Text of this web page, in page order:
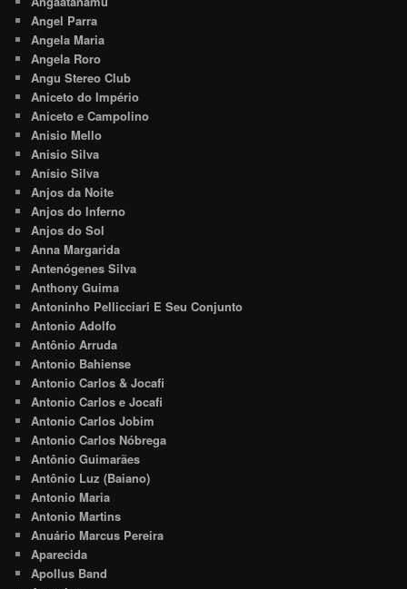
Angel Parra
Angela Maria
Angela Roro
Angu Stereo Club
Aniceto do Império
Aniceto e Campolino
Anisio Mello
Anisio Silva
Anísio Silva
Anjos da Noite
Anjos do Inferno
Anjos do Sol
Anna Margarida
Antenógenes Silva
Anthony Guima
Antoninho Pellicciari E Seu Conjunto
Antonio Adolfo
Antônio Arruda
Antonio Bahiense
Antonio Carlos & Jocafi
Antonio Carlos e Jocafi
Antonio Carlos Jobim
Antonio Carlos Nóbrega
Antônio Guimarães
Antônio Luz (Baiano)
Antonio Maria
Antonio Martins
Anuário Marcus Pereira
Aparecida
Apollus Band